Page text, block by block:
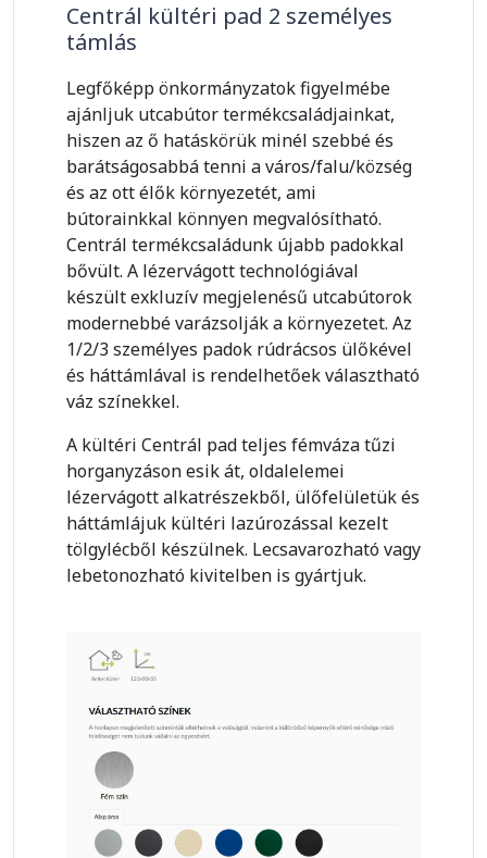
Centrál kültéri pad 2 személyes
támlás
Legfőképp önkormányzatok figyelmébe
ajánljuk utcabútor termékcsaládjainkat,
hiszen az ő hatáskörük minél szebbé és
barátságosabbá tenni a város/falu/község
és az ott élők környezetét, ami
bútorainkkal könnyen megvalósítható.
Centrál termékcsaládunk újabb padokkal
bővült. A lézervágott technológiával
készült exkluzív megjelenésű utcabútorok
modernebbé varázsolják a környezetet. Az
1/2/3 személyes padok rúdrácsos ülőkével
és háttámlával is rendelhetőek választható
váz színekkel.
A kültéri Centrál pad teljes fémváza tűzi
horganyzáson esik át, oldalelemei
lézervágott alkatrészekből, ülőfelületük és
háttámlájuk kültéri lazúrozással kezelt
tölgylécből készülnek. Lecsavarozható vagy
lebetonozható kivitelben is gyártjuk.